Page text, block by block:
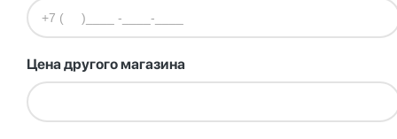
Цена другого магазина